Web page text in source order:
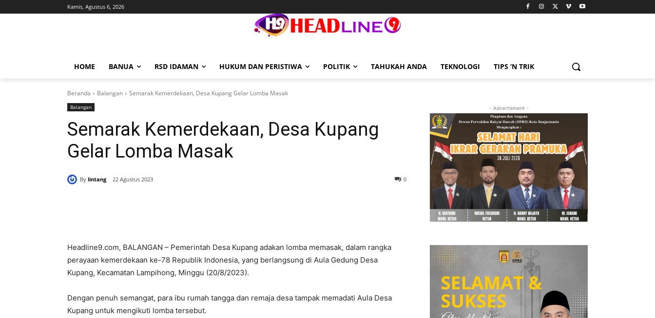
Kamis, Agustus 6, 2026
HOME BANUA RSD IDAMAN HUKUM DAN PERISTIWA POLITIK TAHUKAH ANDA TEKNOLOGI TIPS ‘N TRIK
Beranda Balangan Semarak Kemerdekaan, Desa Kupang Gelar Lomba Masak
Balangan
Semarak Kemerdekaan, Desa Kupang
Gelar Lomba Masak
By lintang 22 Agustus 2023 0
Headline9.com, BALANGAN – Pemerintah Desa Kupang adakan lomba memasak, dalam rangka
perayaan kemerdekaan ke-78 Republik Indonesia, yang berlangsung di Aula Gedung Desa
Kupang, Kecamatan Lampihong, Minggu (20/8/2023).
Dengan penuh semangat, para ibu rumah tangga dan remaja desa tampak memadati Aula Desa
Kupang untuk mengikuti lomba tersebut.
- Advertisment -